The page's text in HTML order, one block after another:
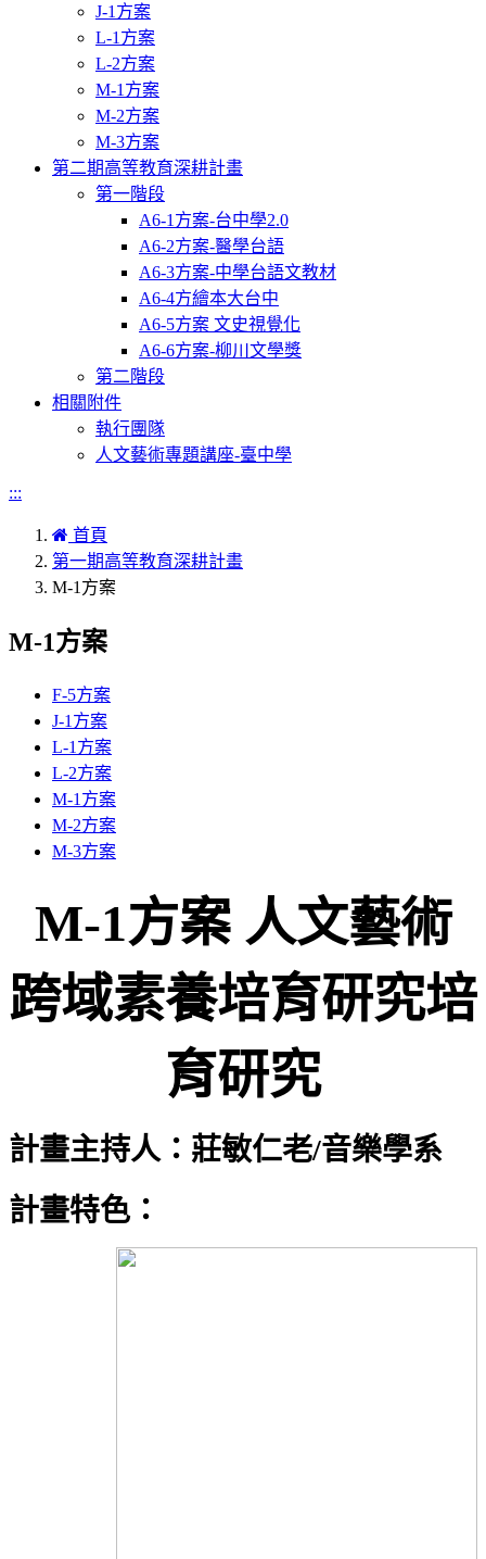
J-1方案
L-1方案
L-2方案
M-1方案
M-2方案
M-3方案
第二期高等教育深耕計畫
第一階段
A6-1方案-台中學2.0
A6-2方案-醫學台語
A6-3方案-中學台語文教材
A6-4方繪本大台中
A6-5方案 文史視覺化
A6-6方案-柳川文學獎
第二階段
相關附件
執行團隊
人文藝術專題講座-臺中學
:::
首頁
第一期高等教育深耕計畫
M-1方案
M-1方案
F-5方案
J-1方案
L-1方案
L-2方案
M-1方案
M-2方案
M-3方案
M-1方案 人文藝術
跨域素養培育研究培
育研究
計畫主持人：莊敏仁老/音樂學系
計畫特色：